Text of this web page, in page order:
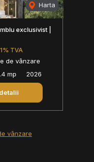
Harta
exclusivist |
TVA
de vânzare
mp 2026
vânzare